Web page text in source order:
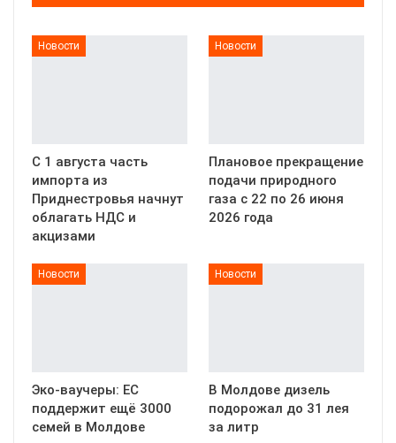
Новости
С 1 августа часть
импорта из
Приднестровья начнут
облагать НДС и
акцизами
Новости
Плановое прекращение
подачи природного
газа с 22 по 26 июня
2026 года
Новости
Эко-ваучеры: ЕС
поддержит ещё 3000
семей в Молдове
Новости
В Молдове дизель
подорожал до 31 лея
за литр